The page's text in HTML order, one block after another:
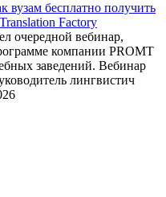
вузам бесплатно получить
Factory
очередной вебинар,
компании PROMT
заведений. Вебинар
лингвистич